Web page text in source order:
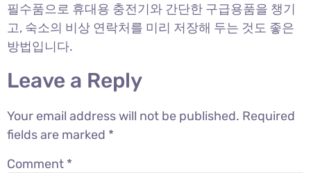
필수품으로 휴대용 충전기와 간단한 구급용품을 챙기
고, 숙소의 비상 연락처를 미리 저장해 두는 것도 좋은
방법입니다.
Leave a Reply
Your email address will not be published. Required
fields are marked *
Comment *